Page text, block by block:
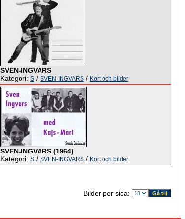
SVEN-INGVARS
Kategori: S / SVEN-INGVARS / Kort och bilder
SVEN-INGVARS (1964)
Kategori: S / SVEN-INGVARS / Kort och bilder
Bilder per sida: